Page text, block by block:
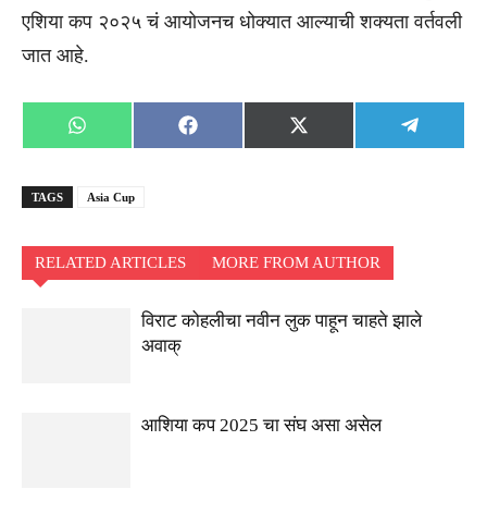
एशिया कप २०२५ चं आयोजनच धोक्यात आल्याची शक्यता वर्तवली
जात आहे.
Share
on
WhatsApp
Share
on
Facebook
Share
on
X
(Twitter)
Share
on
TAGS Asia Cup
RELATED ARTICLES MORE FROM AUTHOR
विराट कोहलीचा नवीन लुक पाहून चाहते झाले
अवाक्
आशिया कप 2025 चा संघ असा असेल